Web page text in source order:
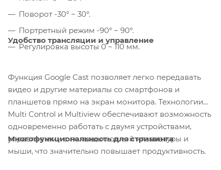
Поворот -30° ~ 30°.
Портретный режим -90° ~ 90°.
Регулировка высоты 0 ~ 110 мм.
Удобство трансляции и управление
Функция Google Cast позволяет легко передавать
видео и другие материалы со смартфонов и
планшетов прямо на экран монитора. Технологии
Multi Control и Multiview обеспечивают возможность
одновременно работать с двумя устройствами,
управляя ими с помощью одной клавиатуры и
мыши, что значительно повышает продуктивность.
Многофункциональность для стриминга